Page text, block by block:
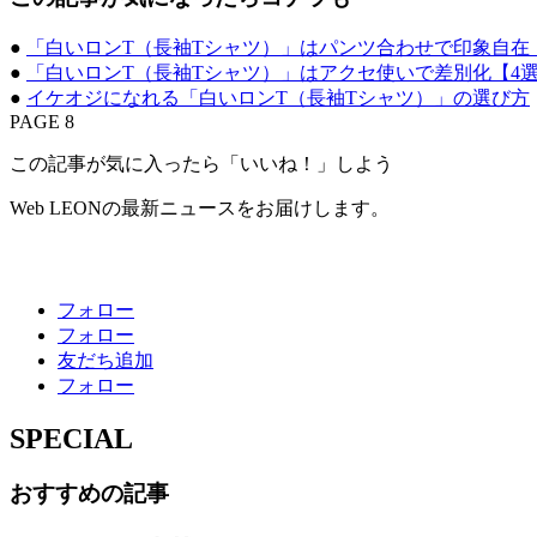
●
「白いロンT（長袖Tシャツ）」はパンツ合わせで印象自在
●
「白いロンT（長袖Tシャツ）」はアクセ使いで差別化【4選
● イケオジになれる「白いロンT（長袖Tシャツ）」の選び方
PAGE 8
この記事が気に入ったら「いいね！」しよう
Web LEONの最新ニュースをお届けします。
フォロー
フォロー
友だち追加
フォロー
SPECIAL
おすすめの記事